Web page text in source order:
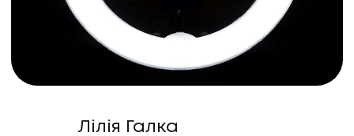
Лілія Галка